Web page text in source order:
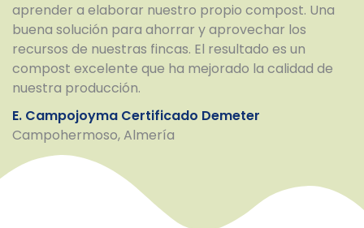
aprender a elaborar nuestro propio compost. Una
buena solución para ahorrar y aprovechar los
recursos de nuestras fincas. El resultado es un
compost excelente que ha mejorado la calidad de
nuestra producción.
E. Campojoyma Certificado Demeter
Campohermoso, Almería